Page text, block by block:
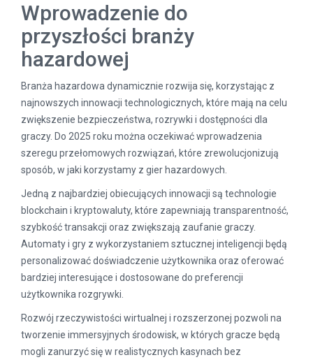
Wprowadzenie do
przyszłości branży
hazardowej
Branża hazardowa dynamicznie rozwija się, korzystając z
najnowszych innowacji technologicznych, które mają na celu
zwiększenie bezpieczeństwa, rozrywki i dostępności dla
graczy. Do 2025 roku można oczekiwać wprowadzenia
szeregu przełomowych rozwiązań, które zrewolucjonizują
sposób, w jaki korzystamy z gier hazardowych.
Jedną z najbardziej obiecujących innowacji są technologie
blockchain i kryptowaluty, które zapewniają transparentność,
szybkość transakcji oraz zwiększają zaufanie graczy.
Automaty i gry z wykorzystaniem sztucznej inteligencji będą
personalizować doświadczenie użytkownika oraz oferować
bardziej interesujące i dostosowane do preferencji
użytkownika rozgrywki.
Rozwój rzeczywistości wirtualnej i rozszerzonej pozwoli na
tworzenie immersyjnych środowisk, w których gracze będą
mogli zanurzyć się w realistycznych kasynach bez